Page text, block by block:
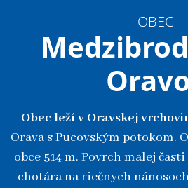
OBEC
Obec leží v Oravskej
Orava s Pucovským potokom.
obce 514 m. Povrch malej
chotára na riečnych